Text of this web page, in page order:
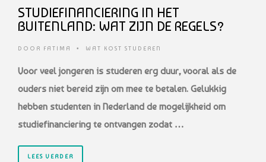
STUDIEFINANCIERING IN HET
BUITENLAND: WAT ZIJN DE REGELS?
DOOR FATIMA • WAT KOST STUDEREN
Voor veel jongeren is studeren erg duur, vooral als de
ouders niet bereid zijn om mee te betalen. Gelukkig
hebben studenten in Nederland de mogelijkheid om
studiefinanciering te ontvangen zodat …
LEES VERDER